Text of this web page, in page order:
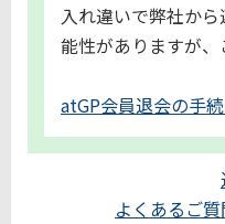
入れ違いで弊社か
能性がありますが、
atGP会員退会の手
よくあるご